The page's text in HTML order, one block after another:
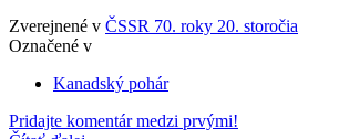
Zverejnené v ČSSR 70. roky 20. storočia
Označené v
Kanadský pohár
Pridajte komentár medzi prvými!